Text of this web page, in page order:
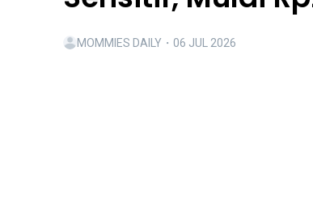
MOMMIES DAILY ・ 06 JUL 2026